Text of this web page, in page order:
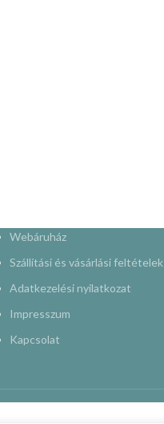
Webáruház
Szállítási és vásárlási feltételek
Adatkezelési nyilatkozat
Impresszum
Kapcsolat